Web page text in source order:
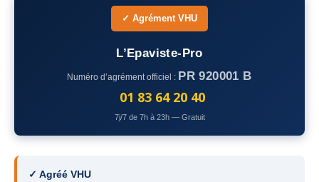
– Seine-et-Marne
– Yvelines
92– Hauts-de-Seine
93 – Seine-Saint-Denis
✓ Agrément VHU
L’Epaviste-Pro
Numéro d’agrément officiel : PR 920001 B
01 83 64 20 40
7j/7 de 7h à 23h — Gratuit
✓ Agréé VHU